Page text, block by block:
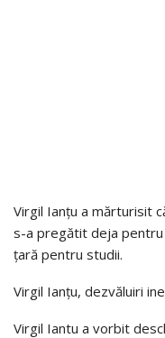
Virgil Ianțu a mărturisit
s-a pregătit deja pentru
țară pentru studii.
Virgil Ianțu, dezvăluiri
Virgil Iantu a vorbit